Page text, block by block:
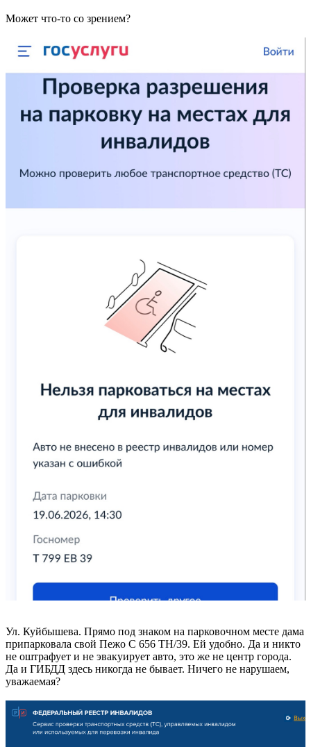
Может что-то со зрением?
Ул. Куйбышева. Прямо под знаком на парковочном месте дама
припарковала свой Пежо С 656 ТН/39. Ей удобно. Да и никто
не оштрафует и не эвакуирует авто, это же не центр города.
Да и ГИБДД здесь никогда не бывает. Ничего не нарушаем,
уважаемая?